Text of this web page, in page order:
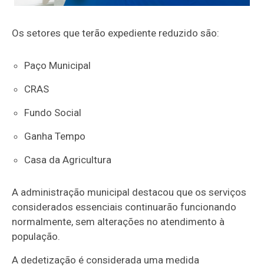
Os setores que terão expediente reduzido são:
Paço Municipal
CRAS
Fundo Social
Ganha Tempo
Casa da Agricultura
A administração municipal destacou que os serviços
considerados essenciais continuarão funcionando
normalmente, sem alterações no atendimento à
população.
A dedetização é considerada uma medida